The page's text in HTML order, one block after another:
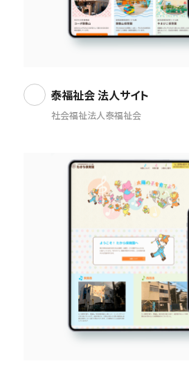
泰福祉会 法人サイト
社会福祉法人泰福祉会